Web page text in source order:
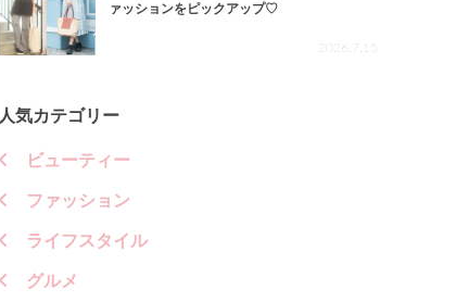
ァッションをピックアップ♡
2026.7.15
人気カテゴリー
ビューティー
ファッション
ライフスタイル
グルメ